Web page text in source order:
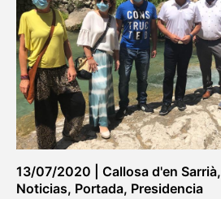
13/07/2020 Callosa d'en Sarrià,
Noticias, Portada, Presidencia